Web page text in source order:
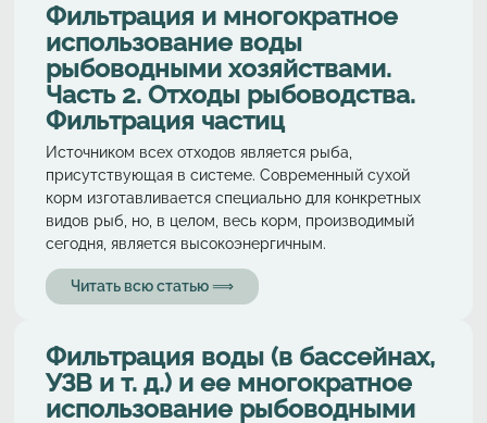
Фильтрация и многократное
использование воды
рыбоводными хозяйствами.
Часть 2. Отходы рыбоводства.
Фильтрация частиц
Источником всех отходов является рыба,
присутствующая в системе. Современный сухой
корм изготавливается специально для конкретных
видов рыб, но, в целом, весь корм, производимый
сегодня, является высокоэнергичным.
Читать всю статью ⟹
Фильтрация воды (в бассейнах,
УЗВ и т. д.) и ее многократное
использование рыбоводными